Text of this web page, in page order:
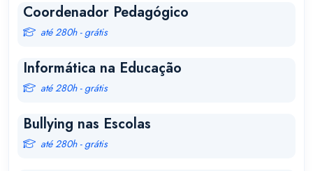
Coordenador Pedagógico
até 280h - grátis
Informática na Educação
até 280h - grátis
Bullying nas Escolas
até 280h - grátis